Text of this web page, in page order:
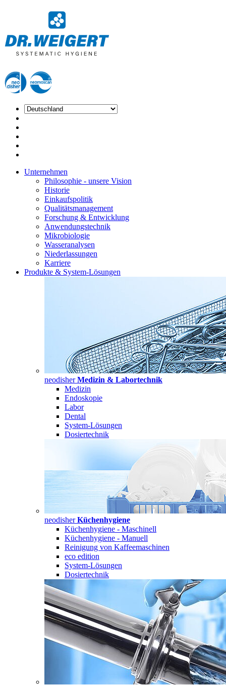
Unternehmen
Philosophie - unsere Vision
Historie
Einkaufspolitik
Qualitätsmanagement
Forschung & Entwicklung
Anwendungstechnik
Mikrobiologie
Wasseranalysen
Niederlassungen
Karriere
Produkte & System-Lösungen
neodisherMedizin & Labortechnik
Medizin
Endoskopie
Labor
Dental
System-Lösungen
Dosiertechnik
neodisherKüchenhygiene
Küchenhygiene - Maschinell
Küchenhygiene - Manuell
Reinigung von Kaffeemaschinen
eco edition
System-Lösungen
Dosiertechnik